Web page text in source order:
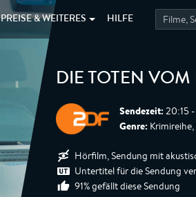
PREISE &WEITERES HILFE
DIE TOTEN VOM
Sendezeit: 20:15
Genre: Krimireihe,
Hörfilm, Sendung mit
Untertitel für die Sendung
91% gefällt diese Sendung